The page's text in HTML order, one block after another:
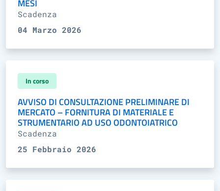
MESI
Scadenza
04 Marzo 2026
In corso
AVVISO DI CONSULTAZIONE PRELIMINARE DI
MERCATO – FORNITURA DI MATERIALE E
STRUMENTARIO AD USO ODONTOIATRICO
Scadenza
25 Febbraio 2026